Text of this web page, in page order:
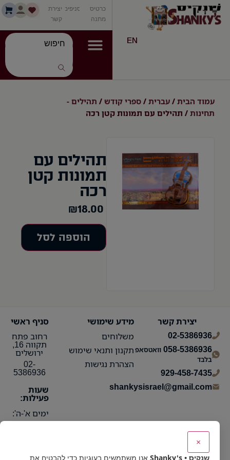
EN
כרטיס
מתנה
סניפים יצירת
קשר
עמוד הבית / עברית / ספרי קודש / תהילים -
תחינות / תהילים עם תמונות קטן רכה
תהילים עם
תמונות קטן
רכה
₪18.00
הוספה לסל
מידע שימושי
משלוחים
תקנון ותנאי שימוש
הצהרת נגישות
סניף ראשי
רחוב פתח
תקווה 16,
ירושלים
02-
5386936
שעות
פעילות:
ימים א'-ה':
יצירת קשר
02-5386936
058-5386936 וואטסאפ
בלבד
929-458-7435
shankysisrael@gmail.com
×
שנקיס • Shanky's אנו משתמשים בעוגיות כדי להבטיח את